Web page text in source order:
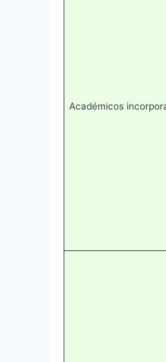
Académicos